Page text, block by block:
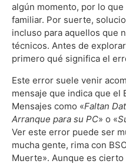
Preguntas frecuentes
algún momento, por lo
familiar. Por suerte,
incluso para aquellos que
técnicos. Antes de
primero qué significa el
Este error suele venir
mensaje que indica que el
Mensajes como «Faltan
Arranque para su PC» o «
Ver este error puede ser
mucha gente, rima con
Muerte». Aunque es